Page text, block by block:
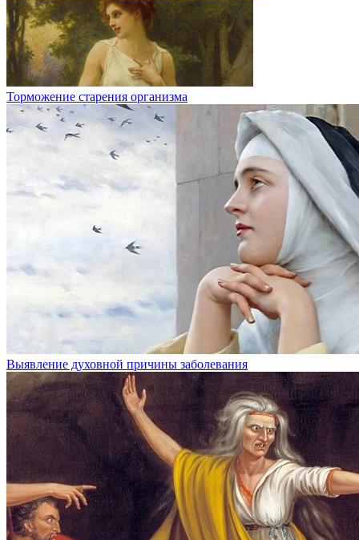
Торможение старения организма
Выявление духовной причины заболевания